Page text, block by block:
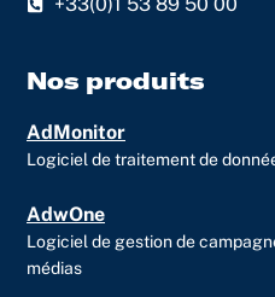
e
i
u
e
i
t
Nos produits
AdMonitor
Logiciel de traitement de
AdwOne
Logiciel de gestion de
médias